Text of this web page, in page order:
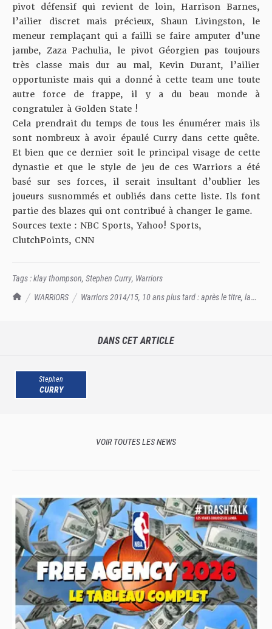
TrashTalk Actu NBA
WARRIORS
Warriors 2014/15, 10 ans plus tard : après le titre, la
pivot défensif qui revient de loin, Harrison Barnes,
l’ailier discret mais précieux, Shaun Livingston, le
meneur remplaçant qui a failli se faire amputer d’une
jambe, Zaza Pachulia, le pivot Géorgien pas toujours
très classe mais dur au mal, Kevin Durant, l’ailier
opportuniste mais qui a donné à cette team une toute
autre force de frappe, il y a du beau monde à
congratuler à Golden State !
Cela prendrait du temps de tous les énumérer mais ils
sont nombreux à avoir épaulé Curry dans cette quête.
Et bien que ce dernier soit le principal visage de cette
dynastie et que le style de jeu de ces Warriors a été
basé sur ses forces, il serait insultant d’oublier les
joueurs susnommés et oubliés dans cette liste. Ils font
partie des blazes qui ont contribué à changer le game.
Sources texte : NBC Sports, Yahoo! Sports,
ClutchPoints, CNN
Tags :klay thompson, Stephen Curry, Warriors
DANS CET ARTICLE
Stephen
CURRY
VOIR TOUTES LES NEWS